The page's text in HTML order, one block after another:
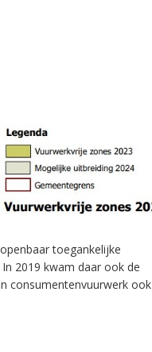
toegankelijke
2019 kwam daar ook de
consumentenvuurwerk ook